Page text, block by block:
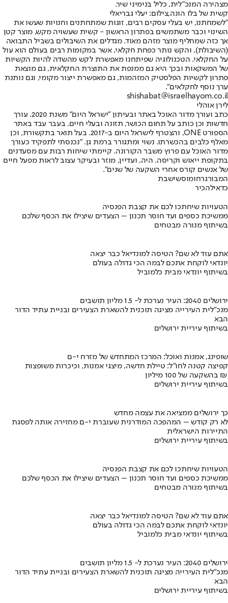
מצהירה המנכ"לית, כליל בנימיני שיר.
קשית של בלו הונה,צילום: יעלי גבריאלי
"לשמחתנו, יש בעלי עסקים רבים, זוגות שמתחתנים וחנויות שעשו את
השינוי וכבר משתמשים בפתרון הראשון - קשית שעשויה מקש, מוצר קטן
אך כזה שמחליף מוצר מזהם מאוד. מגדלים את השיבולים בשביל התבואה
(השיבולת), והקש נותר כפחת חקלאי, אשר במקומות רבים בעולם הוא עול
על החקלאי. הטכנולוגיה שפיתחנו מאפשרת לקש מהשדה להיות הקשיות
של המשקאות ובכך היא גם ממנפת את התוצרת החקלאית, גם מוצאת
פתרון לקשיות הפלסטיק המזהמות, גם מאפשרת ייצור מקומי, וגם נותנת
ערך נוסף לחקלאים".
shishabat@israelhayom.co.il
לירן אוהלי
כתב ועורך מדור האוכל באתר ובעיתון "ישראל היום" משנת 2020. עורך
חדשות וכן כותב על תחום הכושר, תזונה ובעלי חיים. בעבר עבד באתר
הספורט ONE, והצטרף לישראל היום ב-2017. בעל תואר בתקשורת, וכן
מאלף כלבים בהכשרתו. נשוי ומתגורר ברמת גן. "נכנסתי לתפקיד כעורך
מדור האוכל עם פרוץ משבר הקורונה. קיימתי שיחות רבות עם מסעדנים
בתקופת ייאוש וקריסה. היה, ועדיין, מוזר ובעיקר עצוב לראות מפעל חיים
של אנשים קורס אחרי השקעה של שנים".
המבורגרחומוסשישבת
כדאילהכיר
הטעויות שיחתכו לכם את קצבת הפנסיה
ממשיכת כספים ועד חוסר תכנון – הצעדים שיצילו את הכסף שלכם
בשיתוף מנורה מבטחים
אתם עוד לא שם? הטיסה למונדיאל כבר יצאה
יונדאי לוקחת אתכם לבמה הכי גדולה בעולם
בשיתוף יונדאי מבית כלמוביל
ירושלים 2040: העיר נערכת ל- 1.5 מליון תושבים
מנכ"לית העירייה מציגה תוכנית להשארת הצעירים ובניית עתיד הדור
הבא
בשיתוף עיריית ירושלים
שופינג, אמנות ואוכל: המרכז המתחדש של מזרח י-ם
קפיצה קטנה לחו"ל: טיילת חדשה, מיצגי אמנות, וכיכרות משופצות
בהשקעה של 100 מיליון ₪
בשיתוף עיריית ירושלים
כך ירושלים ממציאה את עצמה מחדש
לא רק קודש – המהפכה המודרנית שעוברת י-ם מחזירה אותה לפסגת
התיירות הישראלית
בשיתוף עיריית ירושלים
הטעויות שיחתכו לכם את קצבת הפנסיה
ממשיכת כספים ועד חוסר תכנון – הצעדים שיצילו את הכסף שלכם
בשיתוף מנורה מבטחים
אתם עוד לא שם? הטיסה למונדיאל כבר יצאה
יונדאי לוקחת אתכם לבמה הכי גדולה בעולם
בשיתוף יונדאי מבית כלמוביל
ירושלים 2040: העיר נערכת ל- 1.5 מליון תושבים
מנכ"לית העירייה מציגה תוכנית להשארת הצעירים ובניית עתיד הדור
הבא
בשיתוף עיריית ירושלים